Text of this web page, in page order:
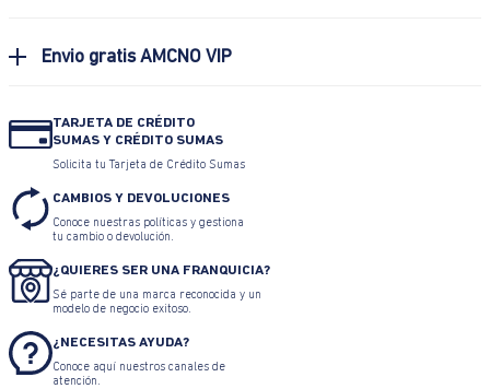
Envio gratis AMCNO VIP
TARJETA DE CRÉDITO
SUMAS Y CRÉDITO SUMAS
Solicita tu Tarjeta de Crédito Sumas
CAMBIOS Y DEVOLUCIONES
Conoce nuestras políticas y gestiona
tu cambio o devolución.
¿QUIERES SER UNA FRANQUICIA?
Sé parte de una marca reconocida y un
modelo de negocio exitoso.
¿NECESITAS AYUDA?
Conoce aquí nuestros canales de
atención.